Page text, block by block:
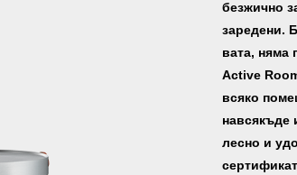
безжично
заредени.
вата, няма
Active
всяко
навсякъде
лесно и